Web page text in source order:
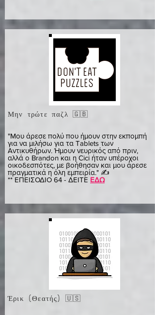
Μην τρώτε παζλ 🇬🇧
"Μου άρεσε πολύ που ήμουν στην εκπομπή
για να μιλήσω για τα Tablets των
Αντικυθήρων. Ήμουν νευρικός από πριν,
αλλά ο Brandon και η Cici ήταν υπέροχοι
οικοδεσπότες, με βοήθησαν και μου άρεσε
πραγματικά η όλη εμπειρία." ✍️
** ΕΠΕΙΣΟΔΙΟ 64 - ΔΕΙΤΕ ΕΔΩ
Έρικ (Θεατής) 🇺🇸